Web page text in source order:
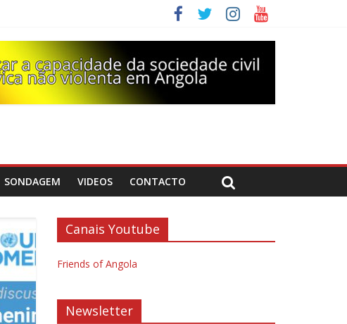
SONDAGEM VIDEOS CONTACTO
Canais Youtube
Friends of Angola
Newsletter